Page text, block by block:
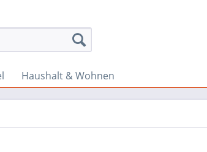
Haushalt & Wohnen